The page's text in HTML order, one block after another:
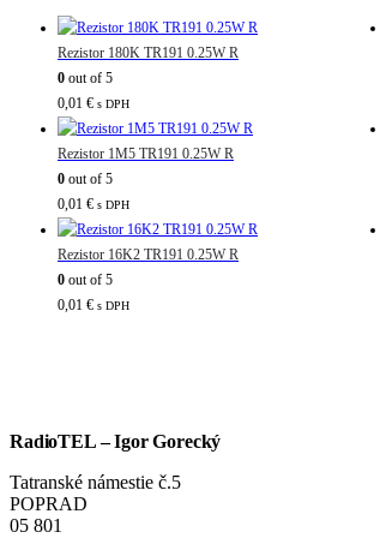
Rezistor 180K TR191 0.25W R
0 out of 5
0,01 € s DPH
Rezistor 1M5 TR191 0.25W R
0 out of 5
0,01 € s DPH
Rezistor 16K2 TR191 0.25W R
0 out of 5
0,01 € s DPH
RadioTEL – Igor Gorecký
Tatranské námestie č.5
POPRAD
05 801